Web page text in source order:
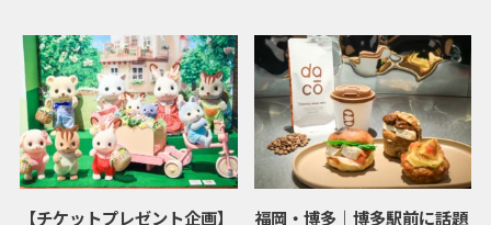
【チケットプレゼント企画】 福岡・博多｜博多駅前に話題